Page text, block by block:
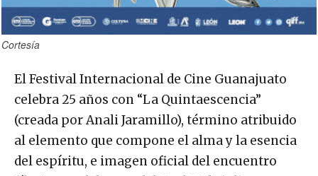
Cortesía
El Festival Internacional de Cine Guanajuato
celebra 25 años con “La Quintaescencia”
(creada por Anali Jaramillo), término atribuido
al elemento que compone el alma y la esencia
del espíritu, e imagen oficial del encuentro